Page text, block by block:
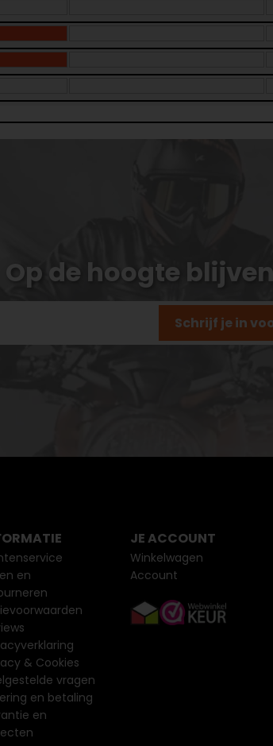
Op de hoogte
Schrijf je in
en
& Cookies
vragen
en betaling
en
JE ACCOUNT
Winkelwagen
Account